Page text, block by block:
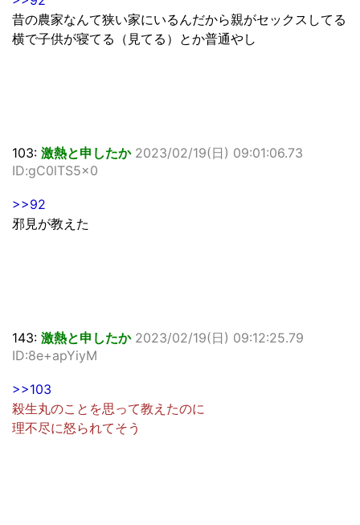
昔の農家なんて狭い家にいるんだから親がセックスしてる
横で子供が寝てる（見てる）とか普通やし
103: 激熱と申したか 2023/02/19(日) 09:01:06.73
ID:gC0lTS5x0
>>92
邪見が教えた
143: 激熱と申したか 2023/02/19(日) 09:12:25.79
ID:8e+apYiyM
>>103
殺生丸のことを思って教えたのに
理不尽に怒られてそう